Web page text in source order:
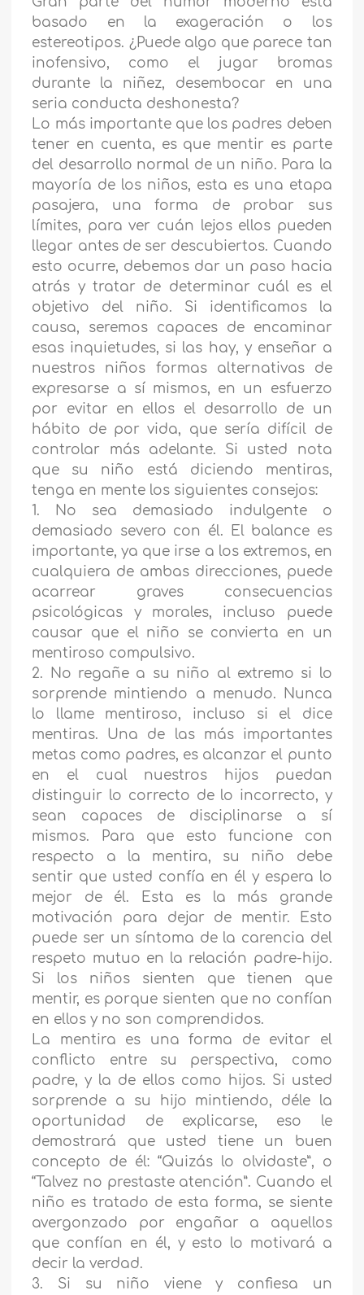
basado en la exageración o los
estereotipos. ¿Puede algo que parece tan
inofensivo, como el jugar bromas
durante la niñez, desembocar en una
seria conducta deshonesta?
Lo más importante que los padres deben
tener en cuenta, es que mentir es parte
del desarrollo normal de un niño. Para la
mayoría de los niños, esta es una etapa
pasajera, una forma de probar sus
límites, para ver cuán lejos ellos pueden
llegar antes de ser descubiertos. Cuando
esto ocurre, debemos dar un paso hacia
atrás y tratar de determinar cuál es el
objetivo del niño. Si identificamos la
causa, seremos capaces de encaminar
esas inquietudes, si las hay, y enseñar a
nuestros niños formas alternativas de
expresarse a sí mismos, en un esfuerzo
por evitar en ellos el desarrollo de un
hábito de por vida, que sería difícil de
controlar más adelante. Si usted nota
que su niño está diciendo mentiras,
tenga en mente los siguientes consejos:
1. No sea demasiado indulgente o
demasiado severo con él. El balance es
importante, ya que irse a los extremos, en
cualquiera de ambas direcciones, puede
acarrear graves consecuencias
psicológicas y morales, incluso puede
causar que el niño se convierta en un
mentiroso compulsivo.
2. No regañe a su niño al extremo si lo
sorprende mintiendo a menudo. Nunca
lo llame mentiroso, incluso si el dice
mentiras. Una de las más importantes
metas como padres, es alcanzar el punto
en el cual nuestros hijos puedan
distinguir lo correcto de lo incorrecto, y
sean capaces de disciplinarse a sí
mismos. Para que esto funcione con
respecto a la mentira, su niño debe
sentir que usted confía en él y espera lo
mejor de él. Esta es la más grande
motivación para dejar de mentir. Esto
puede ser un síntoma de la carencia del
respeto mutuo en la relación padre-hijo.
Si los niños sienten que tienen que
mentir, es porque sienten que no confían
en ellos y no son comprendidos.
La mentira es una forma de evitar el
conflicto entre su perspectiva, como
padre, y la de ellos como hijos. Si usted
sorprende a su hijo mintiendo, déle la
oportunidad de explicarse, eso le
demostrará que usted tiene un buen
concepto de él: “Quizás lo olvidaste”, o
“Talvez no prestaste atención”. Cuando el
niño es tratado de esta forma, se siente
avergonzado por engañar a aquellos
que confían en él, y esto lo motivará a
decir la verdad.
3. Si su niño viene y confiesa un